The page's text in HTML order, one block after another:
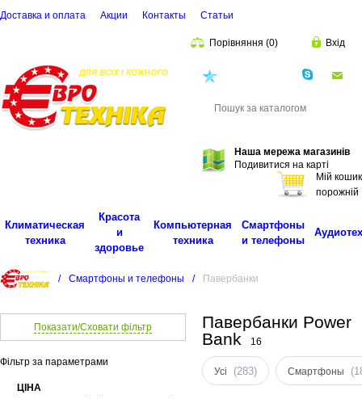
Доставка и оплата Акции Контакты Cтатьи
Порівняння (0) Вхід
Наша мережа магазинів
Подивитися на карті
Мій кошик
порожній
Климатическая
техника
Красота
и
здоровье
Компьютерная
техника
Смартфоны
и телефоны
/ Смартфоны и телефоны / Павербанки
Показати/Сховати фільтр
Фільтр за параметрами
ЦІНА
Павербанки Power
Bank
16
Усі (283) Cмартфоны